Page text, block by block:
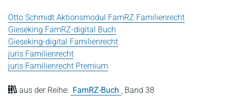
Otto Schmidt Aktionsmodul FamRZ Familienrecht
Gieseking FamRZ-digital Buch
Gieseking-digital Familienrecht
juris Familienrecht
juris Familienrecht Premium
aus der Reihe: FamRZ-Buch , Band 38